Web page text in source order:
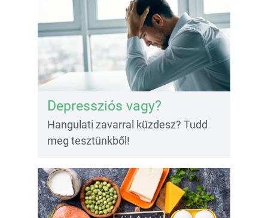
Depressziós vagy?
Hangulati zavarral küzdesz? Tudd
meg tesztünkből!